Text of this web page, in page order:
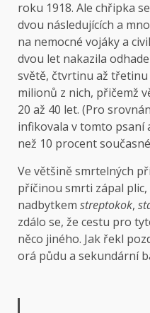
roku 1918. Ale chřipka
dvou následujících a
na nemocné vojáky a
dvou let nakazila
světě, čtvrtinu až třetinu
milionů z nich, přičemž
20 až 40 let. (Pro
infikovala v tomto psaní
než 10 procent
Ve většině smrtelných
příčinou smrti zápal
nadbytkem streptokok,
zdálo se, že cestu pro
něco jiného. Jak řekl
orá půdu a sekundární